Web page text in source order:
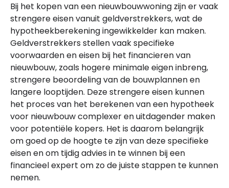
Bij het kopen van een nieuwbouwwoning zijn er vaak
strengere eisen vanuit geldverstrekkers, wat de
hypotheekberekening ingewikkelder kan maken.
Geldverstrekkers stellen vaak specifieke
voorwaarden en eisen bij het financieren van
nieuwbouw, zoals hogere minimale eigen inbreng,
strengere beoordeling van de bouwplannen en
langere looptijden. Deze strengere eisen kunnen
het proces van het berekenen van een hypotheek
voor nieuwbouw complexer en uitdagender maken
voor potentiële kopers. Het is daarom belangrijk
om goed op de hoogte te zijn van deze specifieke
eisen en om tijdig advies in te winnen bij een
financieel expert om zo de juiste stappen te kunnen
nemen.